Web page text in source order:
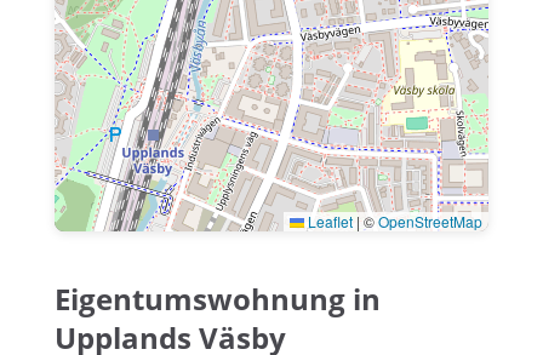
Leaflet | ©OpenStreetMap
Eigentumswohnung in
Upplands Väsby